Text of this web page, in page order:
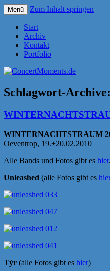
Menü Zum Inhalt springen
Start
Archiv
Kontakt
Portfolio
Schlagwort-Archive:
WINTERNACHTSTRAUM
Oeventrop, 19.+20.02.2010
Alle Bands und Fotos gibt es hier.
Unleashed (alle Fotos gibt es hier
Týr (alle Fotos gibt es hier)